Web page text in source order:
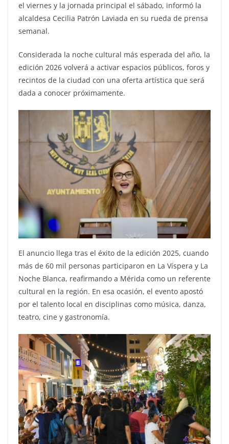
el viernes y la jornada principal el sábado, informó la
alcaldesa Cecilia Patrón Laviada en su rueda de prensa
semanal.
Considerada la noche cultural más esperada del año, la
edición 2026 volverá a activar espacios públicos, foros y
recintos de la ciudad con una oferta artística que será
dada a conocer próximamente.
El anuncio llega tras el éxito de la edición 2025, cuando
más de 60 mil personas participaron en La Víspera y La
Noche Blanca, reafirmando a Mérida como un referente
cultural en la región. En esa ocasión, el evento apostó
por el talento local en disciplinas como música, danza,
teatro, cine y gastronomía.